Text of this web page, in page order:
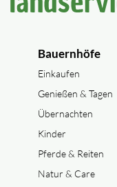
Bauernhöfe
Einkaufen
Genießen & Tagen
Übernachten
Kinder
Pferde & Reiten
Natur & Care